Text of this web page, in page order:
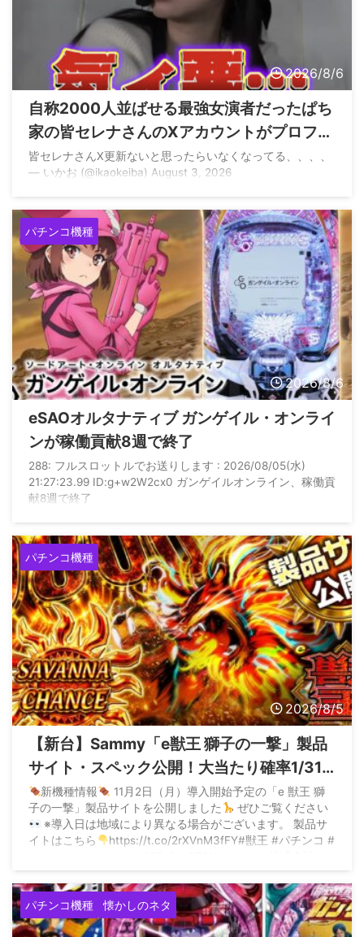
2026/8/6
自称2000人並ばせる最強女演者だったぱち
家の皆セレナさんのXアカウントがプロフィ
ール等を変えて鍵垢に
皆セレナさんX更新ないと思ったらいなくなってる、、、、
— いかお (@ikaokeiba) August 3, 2026
パチンコ機種
2026/8/6
eSAOオルタナティブ ガンゲイル・オンライ
ンが稼働貢献8週で終了
288: フルスロットルでお送りします : 2026/08/05(水)
21:27:23.99 ID:g+w2W2cx0 ガンゲイルオンライン、稼働貢
献8週で終了
パチンコ機種
2026/8/5
【新台】Sammy「e獣王 獅子の一撃」製品
サイト・スペック公開！大当たり確率1/319
のドデカS搭載、サバンナチャンスは平均
9800個出るらしい
新機種情報
11月2日（月）導入開始予定の「e 獣王 獅
子の一撃」製品サイトを公開しました
ぜひご覧ください
※導入日は地域により異なる場合がございます。 製品サ
イトはこちら
https://t.co/2rXVnM3fFY#獣王 #パチンコ #
パチンコ機種 懐かしのネタ